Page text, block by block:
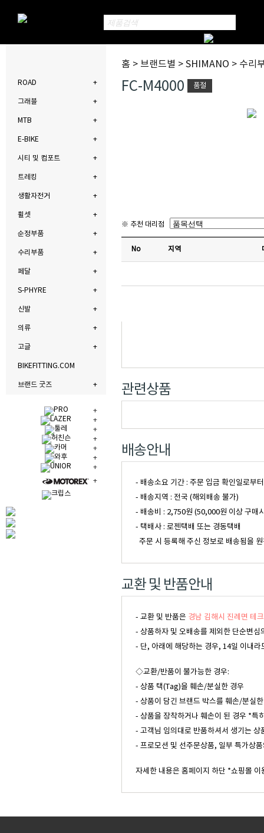
ROAD
그래블
MTB
E-BIKE
시티 및 컴포트
트레킹
생활자전거
휠셋
순정부품
수리부품
페달
S-PHYRE
신발
의류
고글
BIKEFITTING.COM
브랜드 굿즈
홈 > 브랜드별 > SHIMANO > 수리
FC-M4000 품절
※ 추천 대리점
No 지역
관련상품
배송안내
- 배송소요 기간 : 주문 입금 확인일로부
- 배송지역 : 전국 (해외배송 불가)
- 배송비 : 2,750원 (50,000원 이상 구매
- 택배사 : 로젠택배 또는 경동택배
주문 시 등록해 주신 정보로 배송됨을
교환 및 반품안내
- 교환 및 반품은 경남 김해시 진례면 테
- 상품하자 및 오배송를 제외한 단순변
- 단, 아래에 해당하는 경우, 14일 이내
◇교환/반품이 불가능한 경우:
- 상품 택(Tag)을 훼손/분실한 경우
- 상품이 담긴 브랜드 박스를 훼손/분실
- 상품을 장착하거나 훼손이 된 경우 *특
- 고객님 임의대로 반품하셔서 생기는 상
- 프로모션 및 선주문상품, 일부 특가상
자세한 내용은 홈페이지 하단 *쇼핑몰